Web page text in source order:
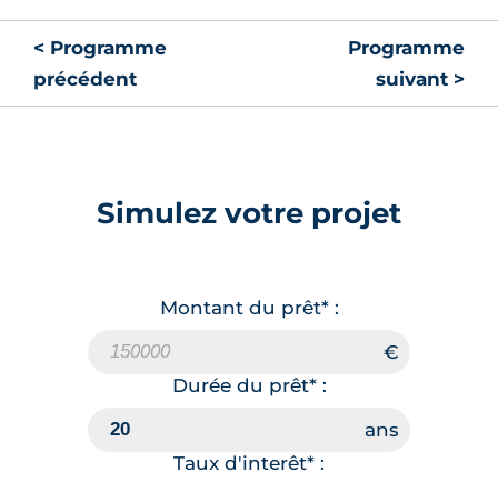
< Programme
précédent
Programme
suivant >
Simulez votre projet
Montant du prêt* :
Durée du prêt* :
Taux d'interêt* :